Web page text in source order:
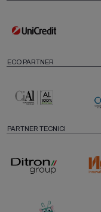
ECO PARTNER
PARTNER TECNICI